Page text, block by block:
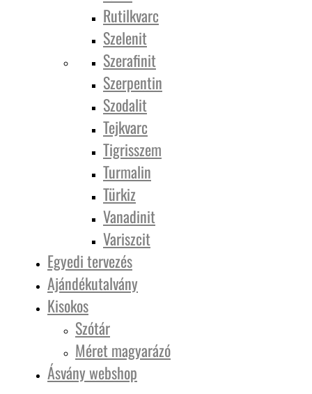
Rutilkvarc
Szelenit
Szerafinit
Szerpentin
Szodalit
Tejkvarc
Tigrisszem
Turmalin
Türkiz
Vanadinit
Variszcit
Egyedi tervezés
Ajándékutalvány
Kisokos
Szótár
Méret magyarázó
Ásvány webshop